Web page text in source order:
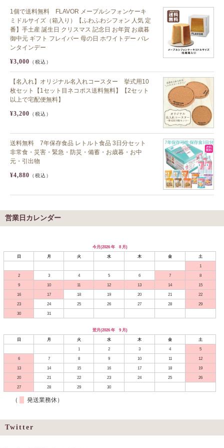
1個で送料無料 FLAVOR メープルシフォンケーキ
ミドルサイズ（箱入り）【ふわふわシフォン 人気 定
番】手土産 誕生日 クリスマス 記念日 お年賀 お歳暮
御中元 ギフト フレイバー 母の日 ホワイトデー バレ
ンタインデー
¥3,000 （税込）
【名入れ】オリジナル名入れコースター 挙式用10
枚セット【1セット目ネコポス送料無料】【2セット
以上で宅配便無料】
¥3,200 （税込）
送料無料 7年保存食品 レトルト食品 3日分セット
非常食・災害・緊急・防災・備蓄・お歳暮・お中
元・引出物
¥4,880 （税込）
営業日カレンダー
今月(2026 年 8 月)
日
月 火 水 木 金
土
1
2
3 4 5 6 7
8
9
10 11 12 13 14
15
16
17 18 19 20 21
22
23
24 25 26 27 28
29
30
31
翌月(2026 年 9 月)
日
月 火 水 木 金
土
1
2 3 4
5
6
7 8 9 10 11
12
13
14 15 16 17 18
19
20
21 22 23 24 25
26
27
28 29 30
（ 発送業務休）
Twitter